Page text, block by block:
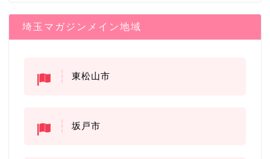
埼玉マガジンメイン地域
東松山市
坂戸市